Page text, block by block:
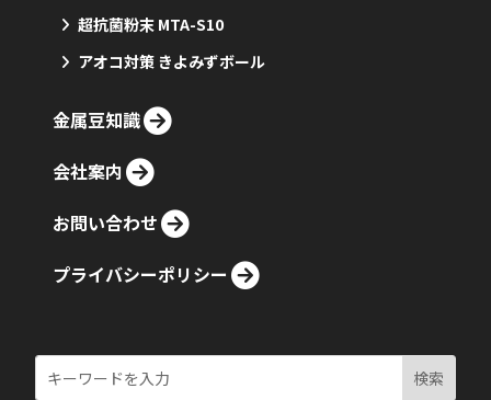
超抗菌粉末 MTA-S10
アオコ対策 きよみずボール
金属豆知識
会社案内
お問い合わせ
プライバシーポリシー